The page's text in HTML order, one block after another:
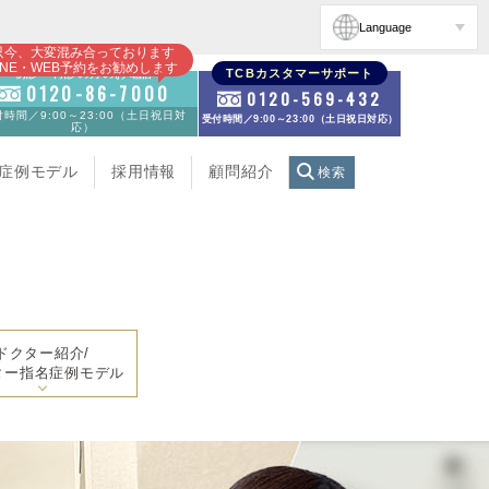
Language
今、大変混み合っております
・WEB予約をお勧めします
初診・再診の方のお電話
0120-86-7000
時間／9:00～23:00（土日祝日対
応）
TCBカスタマーサポート
0120-569-432
受付時間／9:00～23:00（土日祝日対応）
例モデル 採用情報 顧問紹介 検索
クター紹介/
ー指名症例モデル